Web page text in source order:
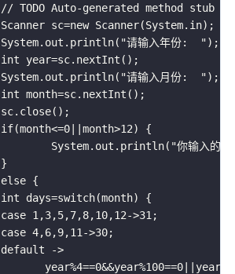
// TODO Auto-generated method stub
		Scanner sc
=new Scanner(System. in) ;
		System
. out . println( "请输入年份:  ") ;
int year=sc. nextInt ( ) ;
		System
. out . println( "请输入月份:  ") ;
int month=sc. nextInt ( ) ;
		sc
. close( ) ;
if(month<=0 month>12)
{
			System
. out . println( "你输入的
}
else {
int days=switch(month)
{
case 1 ,3,5,7,8,10,12->31 ;
case 4,6,9,11 ->30;
default
->
		       year
%4==0&&year%100==0 year